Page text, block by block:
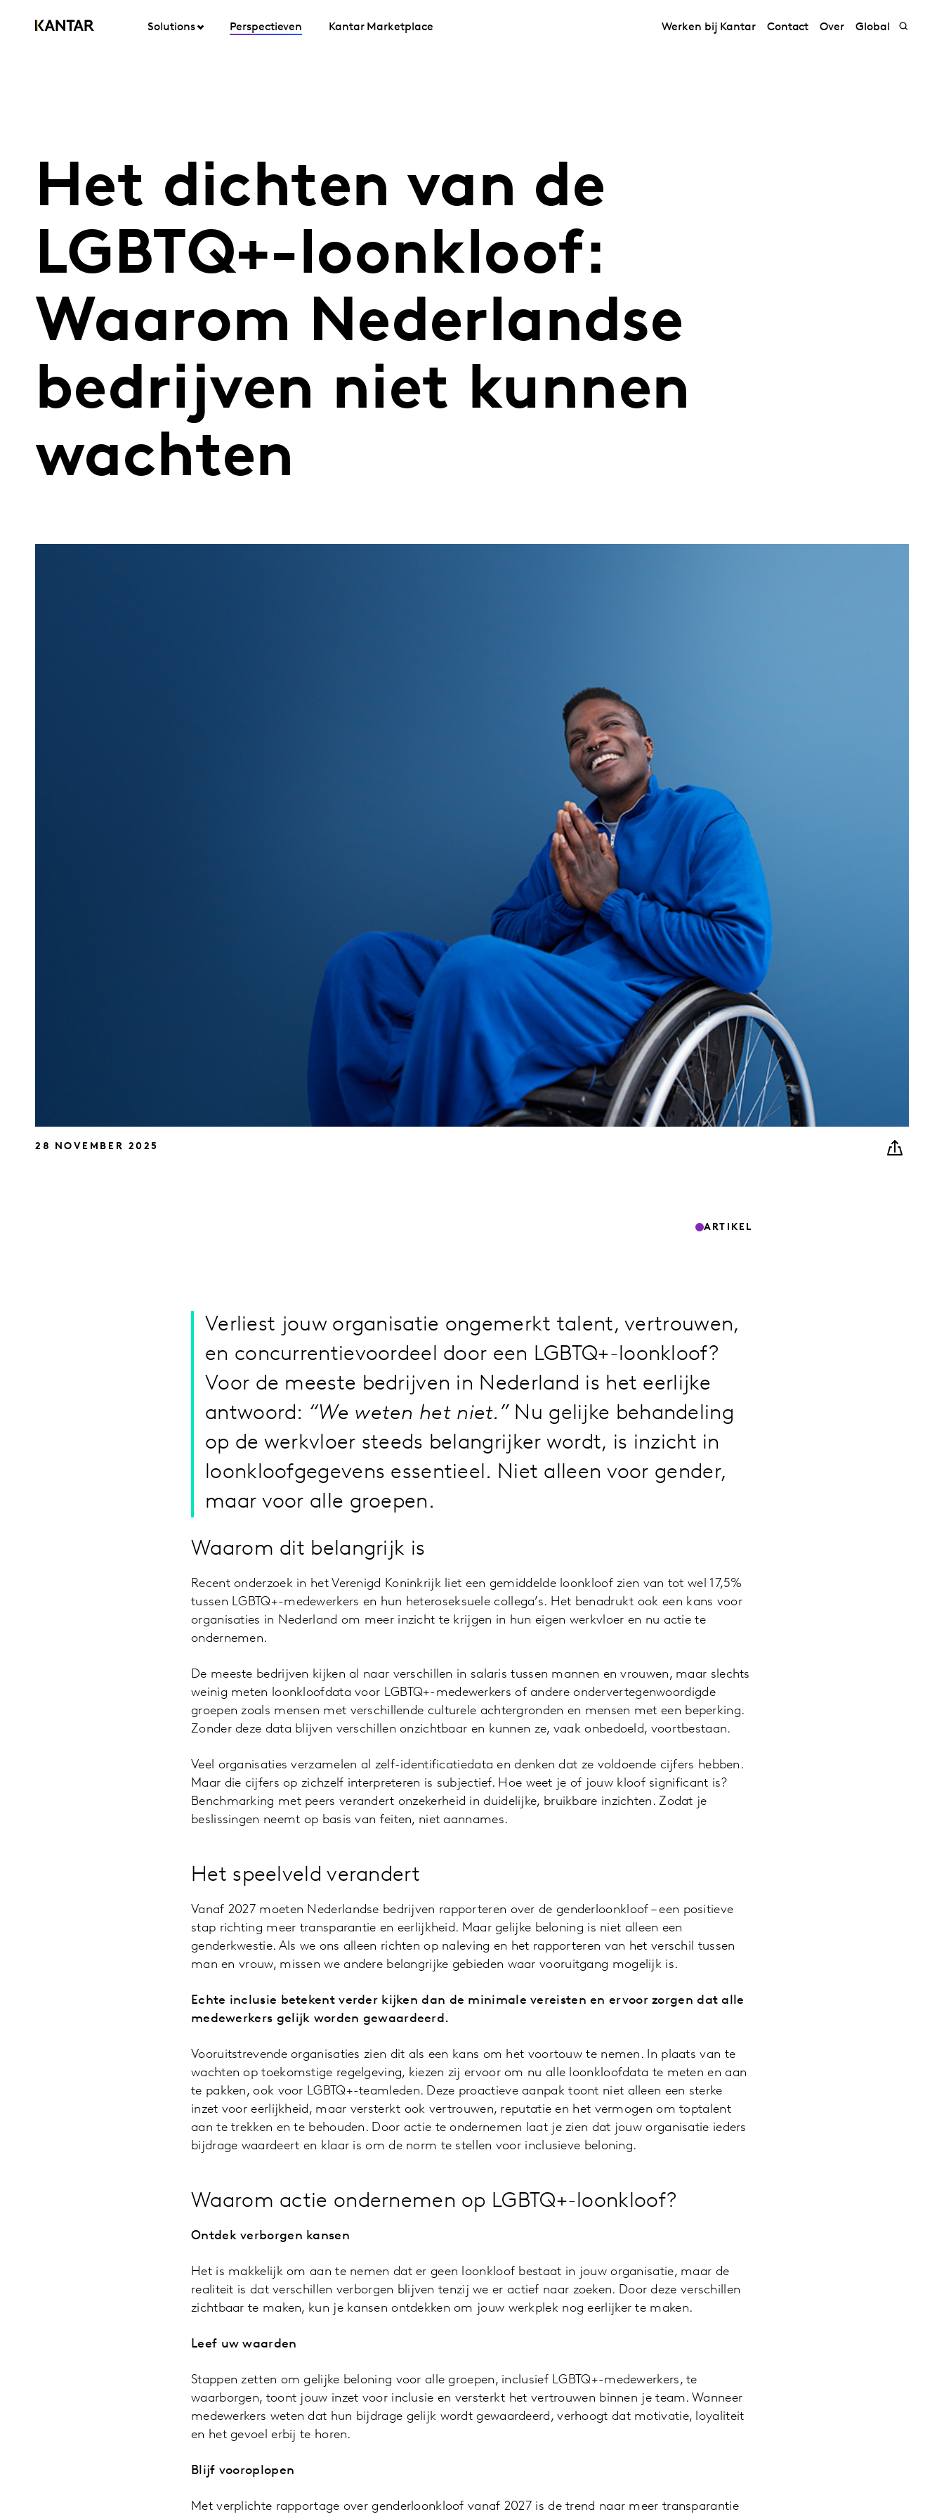
Solutions Perspectieven Kantar Marketplace Werken bij Kantar Contact Over Global
Het dichten van de
LGBTQ+-loonkloof:
Waarom Nederlandse
bedrijven niet kunnen
wachten
28 NOVEMBER 2025
ARTIKEL
Verliest jouw organisatie ongemerkt talent, vertrouwen,
en concurrentievoordeel door een LGBTQ+-loonkloof?
Voor de meeste bedrijven in Nederland is het eerlijke
antwoord: “We weten het niet.” Nu gelijke behandeling
op de werkvloer steeds belangrijker wordt, is inzicht in
loonkloofgegevens essentieel. Niet alleen voor gender,
maar voor alle groepen.
Waarom dit belangrijk is
Recent onderzoek in het Verenigd Koninkrijk liet een gemiddelde loonkloof zien van tot wel 17,5%
tussen LGBTQ+-medewerkers en hun heteroseksuele collega’s. Het benadrukt ook een kans voor
organisaties in Nederland om meer inzicht te krijgen in hun eigen werkvloer en nu actie te
ondernemen.
De meeste bedrijven kijken al naar verschillen in salaris tussen mannen en vrouwen, maar slechts
weinig meten loonkloofdata voor LGBTQ+-medewerkers of andere ondervertegenwoordigde
groepen zoals mensen met verschillende culturele achtergronden en mensen met een beperking.
Zonder deze data blijven verschillen onzichtbaar en kunnen ze, vaak onbedoeld, voortbestaan.
Veel organisaties verzamelen al zelf-identificatiedata en denken dat ze voldoende cijfers hebben.
Maar die cijfers op zichzelf interpreteren is subjectief. Hoe weet je of jouw kloof significant is?
Benchmarking met peers verandert onzekerheid in duidelijke, bruikbare inzichten. Zodat je
beslissingen neemt op basis van feiten, niet aannames.
Het speelveld verandert
Vanaf 2027 moeten Nederlandse bedrijven rapporteren over de genderloonkloof – een positieve
stap richting meer transparantie en eerlijkheid. Maar gelijke beloning is niet alleen een
genderkwestie. Als we ons alleen richten op naleving en het rapporteren van het verschil tussen
man en vrouw, missen we andere belangrijke gebieden waar vooruitgang mogelijk is.
Echte inclusie betekent verder kijken dan de minimale vereisten en ervoor zorgen dat alle
medewerkers gelijk worden gewaardeerd.
Vooruitstrevende organisaties zien dit als een kans om het voortouw te nemen. In plaats van te
wachten op toekomstige regelgeving, kiezen zij ervoor om nu alle loonkloofdata te meten en aan
te pakken, ook voor LGBTQ+-teamleden. Deze proactieve aanpak toont niet alleen een sterke
inzet voor eerlijkheid, maar versterkt ook vertrouwen, reputatie en het vermogen om toptalent
aan te trekken en te behouden. Door actie te ondernemen laat je zien dat jouw organisatie ieders
bijdrage waardeert en klaar is om de norm te stellen voor inclusieve beloning.
Waarom actie ondernemen op LGBTQ+-loonkloof?
Ontdek verborgen kansen
Het is makkelijk om aan te nemen dat er geen loonkloof bestaat in jouw organisatie, maar de
realiteit is dat verschillen verborgen blijven tenzij we er actief naar zoeken. Door deze verschillen
zichtbaar te maken, kun je kansen ontdekken om jouw werkplek nog eerlijker te maken.
Leef uw waarden
Stappen zetten om gelijke beloning voor alle groepen, inclusief LGBTQ+-medewerkers, te
waarborgen, toont jouw inzet voor inclusie en versterkt het vertrouwen binnen je team. Wanneer
medewerkers weten dat hun bijdrage gelijk wordt gewaardeerd, verhoogt dat motivatie, loyaliteit
en het gevoel erbij te horen.
Blijf vooroplopen
Met verplichte rapportage over genderloonkloof vanaf 2027 is de trend naar meer transparantie